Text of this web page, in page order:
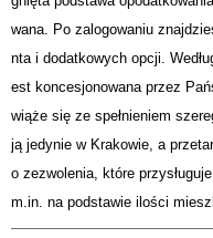
wana. Po zalogowaniu
nta i dodatkowych opcji.
est koncesjonowana przez
wiąże się ze spełnieniem
ją jedynie w Krakowie, a
o zezwolenia, które
m.in. na podstawie ilości